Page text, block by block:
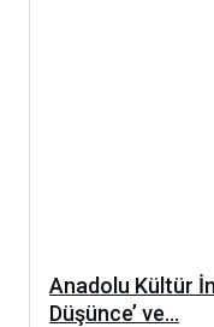
Anadolu Kültür
Düşünce’ ve...